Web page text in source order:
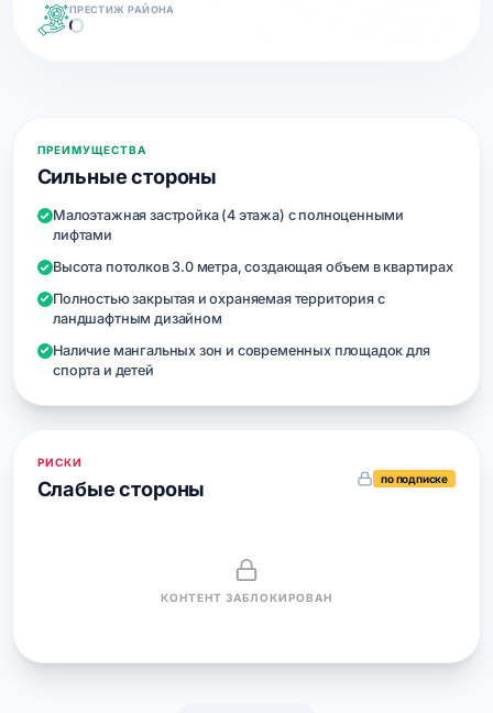
ПРЕСТИЖ РАЙОНА
ПРЕИМУЩЕСТВА
Сильные стороны
Малоэтажная застройка (4 этажа) с полноценными
лифтами
Высота потолков 3.0 метра, создающая объем в квартирах
Полностью закрытая и охраняемая территория с
ландшафтным дизайном
Наличие мангальных зон и современных площадок для
спорта и детей
РИСКИ
Слабые стороны по подписке
КОНТЕНТ ЗАБЛОКИРОВАН